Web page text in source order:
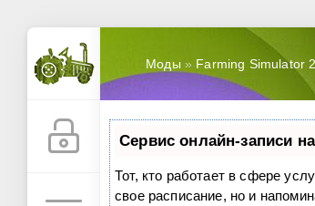
Моды» Farming Simulator
Сервис онлайн-записи
Тот, кто работает в сфере
свое расписание, но и